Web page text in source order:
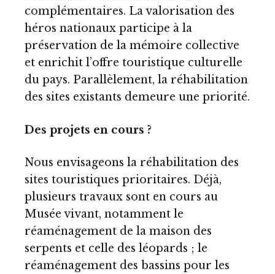
complémentaires. La valorisation des
héros nationaux participe à la
préservation de la mémoire collective
et enrichit l’offre touristique culturelle
du pays. Parallèlement, la réhabilitation
des sites existants demeure une priorité.
Des projets en cours ?
Nous envisageons la réhabilitation des
sites touristiques prioritaires. Déjà,
plusieurs travaux sont en cours au
Musée vivant, notamment le
réaménagement de la maison des
serpents et celle des léopards ; le
réaménagement des bassins pour les